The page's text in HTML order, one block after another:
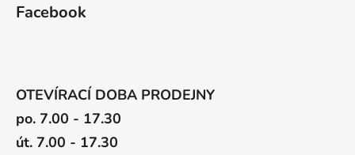
Facebook
OTEVÍRACÍ DOBA PRODEJNY
po. 7.00 - 17.30
út. 7.00 - 17.30